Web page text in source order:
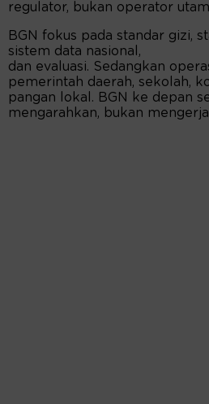
regulator, bukan operator
BGN fokus pada standar gizi,
sistem data nasional,
dan evaluasi. Sedangkan
pemerintah daerah, sekolah,
pangan lokal. BGN ke depan
mengarahkan, bukan